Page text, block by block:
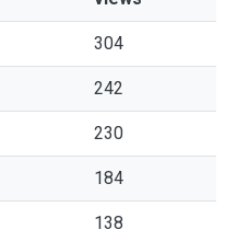
304
242
230
184
138